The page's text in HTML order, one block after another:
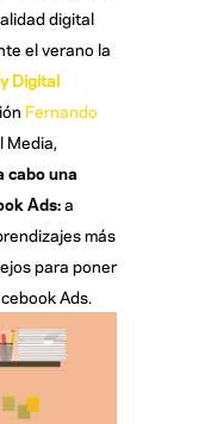
digital
el verano la
Digital
Fernando
Media,
cabo una
Ads:a
más
para poner
Ads.